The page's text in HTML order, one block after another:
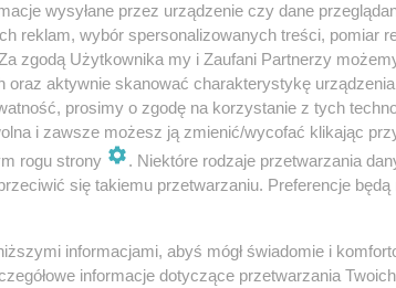
wysyłane przez urządzenie czy dane
reklam, wybór spersonalizowanych treści, pomiar
zgodą Użytkownika my i Zaufani Partnerzy
oraz aktywnie skanować charakterystykę
prosimy o zgodę na korzystanie z tych
i zawsze możesz ją zmienić/wycofać klikając
rogu strony
. Niektóre rodzaje przetwarzania
się takiemu przetwarzaniu. Preferencje będą
informacjami, abyś mógł świadomie i
informacje dotyczące przetwarzania